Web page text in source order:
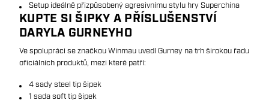
Setup ideálně přizpůsobený agresivnímu stylu hry Superchina
KUPTE SI ŠIPKY A PŘÍSLUŠENSTVÍ
DARYLA GURNEYHO
Ve spolupráci se značkou Winmau uvedl Gurney na trh širokou řadu
oficiálních produktů, mezi které patří:
4 sady steel tip šipek
1 sada soft tip šipek